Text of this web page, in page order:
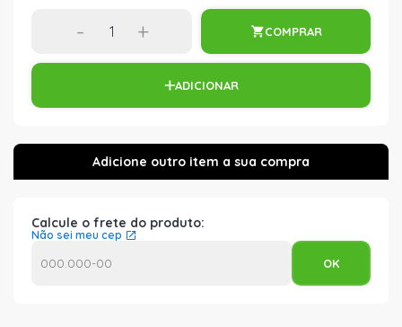
- + COMPRAR
ADICIONAR
Calcule o frete do produto:
Não sei meu cep